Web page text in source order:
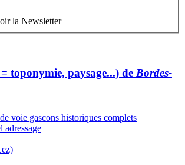
la Newsletter
toponymie, paysage...) de Bordes-
voie gascons historiques complets
adressage